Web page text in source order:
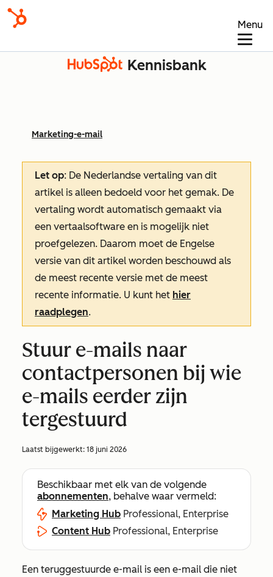
Menu
Kennisbank
Marketing-e-mail
Let op: De Nederlandse vertaling van dit
artikel is alleen bedoeld voor het gemak. De
vertaling wordt automatisch gemaakt via
een vertaalsoftware en is mogelijk niet
proefgelezen. Daarom moet de Engelse
versie van dit artikel worden beschouwd als
de meest recente versie met de meest
recente informatie. U kunt het hier
raadplegen.
Stuur e-mails naar
contactpersonen bij wie
e-mails eerder zijn
tergestuurd
Laatst bijgewerkt: 18 juni 2026
Beschikbaar met elk van de volgende
abonnementen, behalve waar vermeld:
Marketing Hub Professional, Enterprise
Content Hub Professional, Enterprise
Een teruggestuurde e-mail is een e-mail die niet